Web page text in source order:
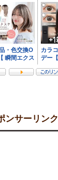
ンサーリンク